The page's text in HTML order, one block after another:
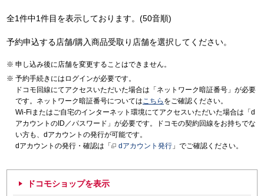
全1件中1件目を表示しております。(50音順)
予約申込する店舗/購入商品受取り店舗を選択してください。
申し込み後に店舗を変更することはできません。
予約手続きにはログインが必要です。
ドコモ回線にてアクセスいただいた場合は「ネットワーク暗証番号」が必要
です。ネットワーク暗証番号についてはこちら をご確認ください。
Wi-Fiまたはご自宅のインターネット環境にてアクセスいただいた場合は「d
アカウントのID／パスワード」が必要です。ドコモの契約回線をお持ちでな
い方も、dアカウントの発行が可能です。
dアカウントの発行・確認は「
dアカウント発行 」でご確認ください。
ドコモショップを表示